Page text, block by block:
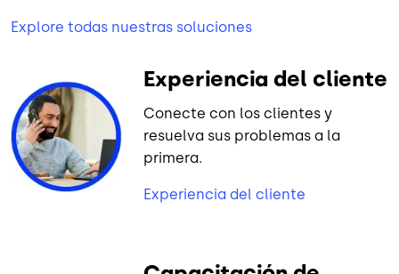
Explore todas nuestras soluciones
Experiencia del cliente
Conecte con los clientes y
resuelva sus problemas a la
primera.
Experiencia del cliente